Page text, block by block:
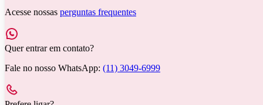
Acesse nossas perguntas frequentes
Quer entrar em contato?
Fale no nosso WhatsApp: (11) 3049-6999